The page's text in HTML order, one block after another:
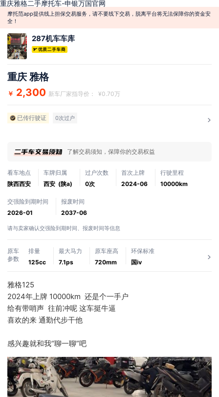
重庆雅格二手摩托车-申银万国官网
摩托范app提供线上担保交易服务，请不要线下交易，脱离平台将无法保障你的资金安
全！
287机车车库
重庆 雅格
￥ 2,300 新车厂家指导价： ¥0.70万
已传行驶证 0次过户
了解交易须知，保障你的交易权益
看车地点
陕西西安
车牌归属
西安 (陕a)
过户次数
0次
首次上牌
2024-06
行驶里程
10000km
交强险到期时间
2026-01
报废时间
2037-06
请与卖家确认交强险到期时间、报废时间等信息
原车
参数
排量
125cc
最大马力
7.1ps
原车座高
720mm
环保标准
国ⅳ
雅格125
2024年上牌 10000km  还是个一手户
给有带哨声  往前冲呢 这车挺牛逼
喜欢的来 通勤代步干他
感兴趣就和我“聊一聊”吧